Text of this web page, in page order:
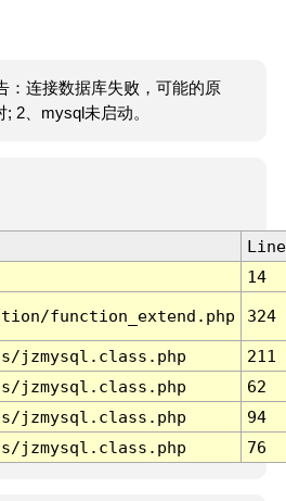
：连接数据库失败，可能的原
2、mysql未启动。
Line
14
function_extend.php 324
jzmysql.class.php
211
jzmysql.class.php
62
jzmysql.class.php
94
jzmysql.class.php 76